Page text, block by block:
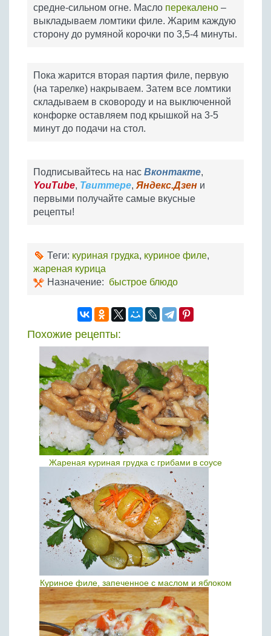
средне-сильном огне. Масло перекалено –
выкладываем ломтики филе. Жарим каждую
сторону до румяной корочки по 3,5-4 минуты.
Пока жарится вторая партия филе, первую
(на тарелке) накрываем. Затем все ломтики
складываем в сковороду и на выключенной
конфорке оставляем под крышкой на 3-5
минут до подачи на стол.
Подписывайтесь на нас Вконтакте,
YouTube, Твиттере, Яндекс.Дзен и
первыми получайте самые вкусные
рецепты!
Теги: куриная грудка, куриное филе,
жареная курица
Назначение: быстрое блюдо
Похожие рецепты:
Жареная куриная грудка с грибами в соусе
Куриное филе, запеченное с маслом и яблоком